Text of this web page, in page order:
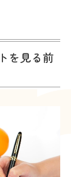
を見る前